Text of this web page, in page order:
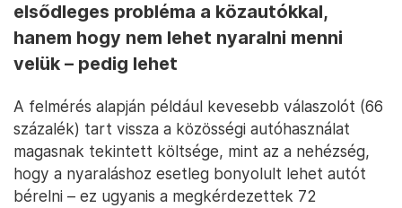
elsődleges probléma a közautókkal,
hanem hogy nem lehet nyaralni menni
velük – pedig lehet
A felmérés alapján például kevesebb válaszolót (66
százalék) tart vissza a közösségi autóhasználat
magasnak tekintett költsége, mint az a nehézség,
hogy a nyaraláshoz esetleg bonyolult lehet autót
bérelni – ez ugyanis a megkérdezettek 72